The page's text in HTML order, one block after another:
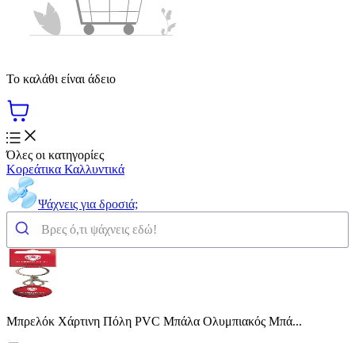
Το καλάθι είναι άδειο
Όλες οι κατηγορίες
Κορεάτικα Καλλυντικά
Ψάχνεις για δροσιά;
Μπρελόκ Χάρτινη Πόλη PVC Μπάλα Ολυμπιακός Μπά...